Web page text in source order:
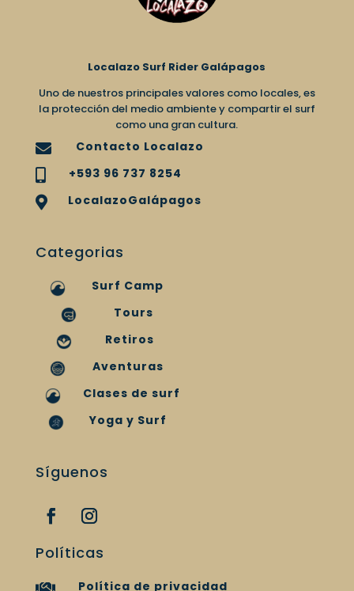
Localazo Surf Rider Galápagos
Uno de nuestros principales valores como locales, es
la protección del medio ambiente y compartir el surf
como una gran cultura.
 Contacto Localazo
 +593 96 737 8254
 LocalazoGalápagos
Categorias
Surf Camp
Tours
Retiros
Aventuras
Clases de surf
Yoga y Surf
Síguenos
Políticas
Política de privacidad